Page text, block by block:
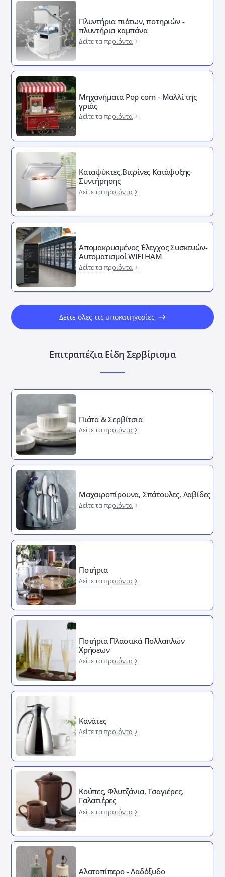
Πλυντήρια πιάτων, ποτηριών -
πλυντήρια καμπάνα
Δείτε τα προιόντα
Μηχανήματα Pop corn - Μαλλί της
γριάς
Δείτε τα προιόντα
Καταψύκτες,Βιτρίνες Κατάψυξης-
Συντήρησης
Δείτε τα προιόντα
Απομακρυσμένος ΄Έλεγχος Συσκευών-
Αυτοματισμοί WIFI HAM
Δείτε τα προιόντα
Δείτε όλες τις υποκατηγορίες
Επιτραπέζια Είδη Σερβίρισμα
Πιάτα & Σερβίτσια
Δείτε τα προιόντα
Μαχαιροπίρουνα, Σπάτουλες, Λαβίδες
Δείτε τα προιόντα
Ποτήρια
Δείτε τα προιόντα
Ποτήρια Πλαστικά Πολλαπλών
Χρήσεων
Δείτε τα προιόντα
Κανάτες
Δείτε τα προιόντα
Κούπες, Φλυτζάνια, Τσαγιέρες,
Γαλατιέρες
Δείτε τα προιόντα
Αλατοπίπερο - Λαδόξυδο